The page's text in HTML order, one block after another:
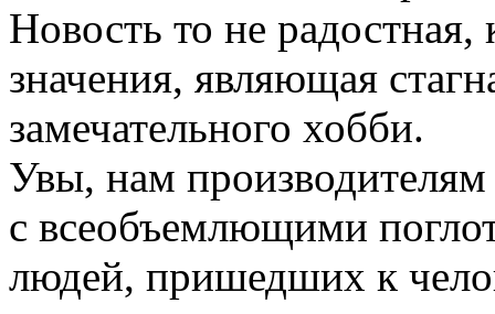
Новость то не
значения, являющая
замечательного хобби.
Увы, нам
с всеобъемлющими
людей, пришедших к